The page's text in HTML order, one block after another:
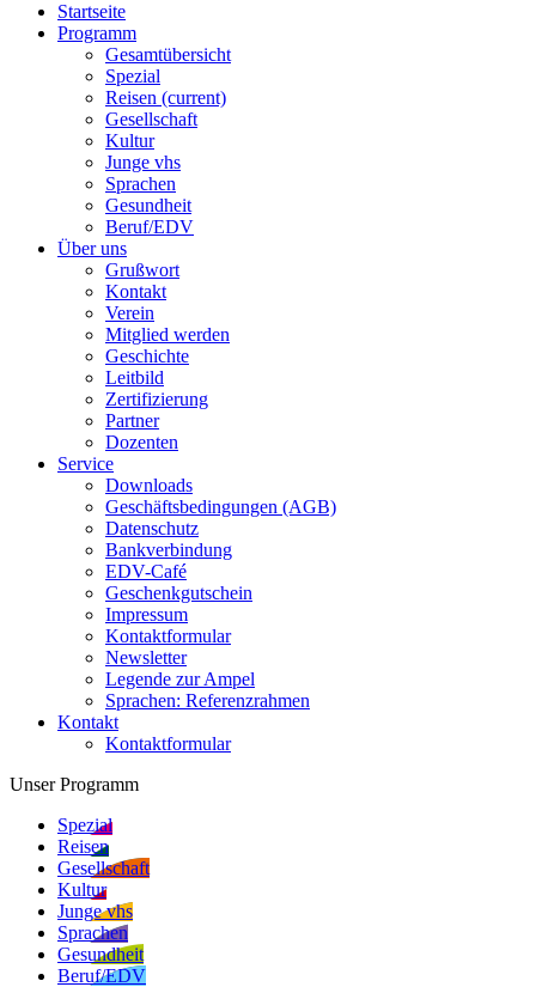
Startseite
Programm
Gesamtübersicht
Spezial
Reisen (current)
Gesellschaft
Kultur
Junge vhs
Sprachen
Gesundheit
Beruf/EDV
Über uns
Grußwort
Kontakt
Verein
Mitglied werden
Geschichte
Leitbild
Zertifizierung
Partner
Dozenten
Service
Downloads
Geschäftsbedingungen (AGB)
Datenschutz
Bankverbindung
EDV-Café
Geschenkgutschein
Impressum
Kontaktformular
Newsletter
Legende zur Ampel
Sprachen: Referenzrahmen
Kontakt
Kontaktformular
Unser Programm
Spezial
Reisen
Gesellschaft
Kultur
Junge vhs
Sprachen
Gesundheit
Beruf/EDV